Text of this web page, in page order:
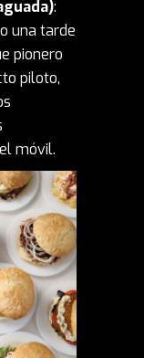
:
una tarde
pionero
piloto,
móvil.